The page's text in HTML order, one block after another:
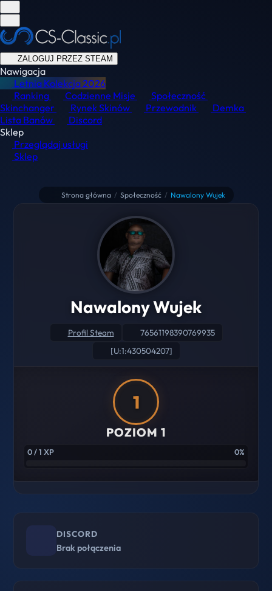
ZALOGUJ PRZEZ STEAM
Nawigacja
Letnia Kolekcja2026
Ranking
Codzienne Misje
Społeczność
Skinchanger
Rynek Skinów Przewodnik
Demka
Lista Banów
Discord
Sklep
Przeglądaj usługi
Sklep
Strona główna / Społeczność / Nawalony Wujek
Nawalony Wujek
Profil Steam
76561198390769935
[U:1:430504207]
1
POZIOM 1
0 / 1 XP 0%
DISCORD
Brak połączenia